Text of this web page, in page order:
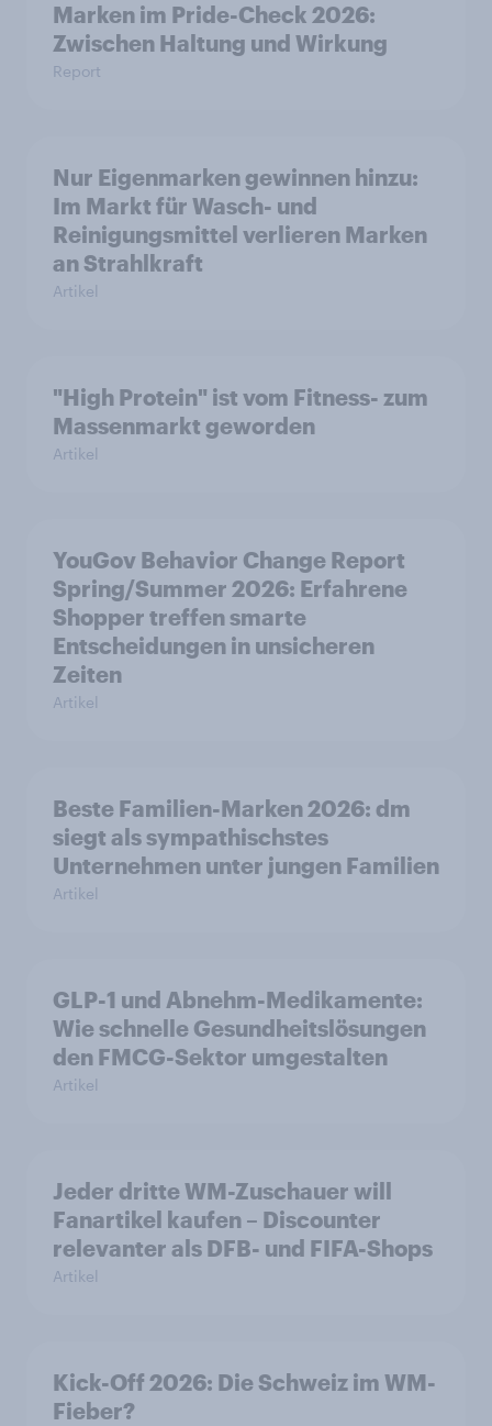
Marken im Pride-Check 2026:
Zwischen Haltung und Wirkung
Report
Nur Eigenmarken gewinnen hinzu:
Im Markt für Wasch- und
Reinigungsmittel verlieren Marken
an Strahlkraft
Artikel
"High Protein" ist vom Fitness- zum
Massenmarkt geworden
Artikel
YouGov Behavior Change Report
Spring/Summer 2026: Erfahrene
Shopper treffen smarte
Entscheidungen in unsicheren
Zeiten
Artikel
Beste Familien-Marken 2026: dm
siegt als sympathischstes
Unternehmen unter jungen Familien
Artikel
GLP-1 und Abnehm-Medikamente:
Wie schnelle Gesundheitslösungen
den FMCG-Sektor umgestalten
Artikel
Jeder dritte WM-Zuschauer will
Fanartikel kaufen – Discounter
relevanter als DFB- und FIFA-Shops
Artikel
Kick-Off 2026: Die Schweiz im WM-
Fieber?​